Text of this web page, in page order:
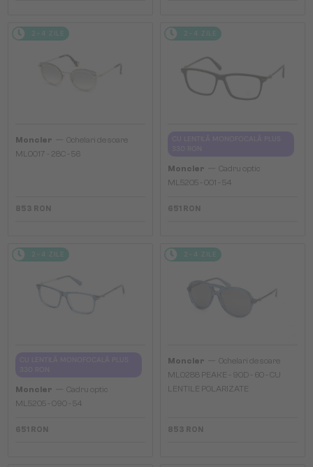
2-4 ZILE
Moncler
Ochelari de soare
ML0017 - 28C - 56
853 RON
2-4 ZILE
Moncler
Cadru optic
ML5205 - 001 - 54
651 RON
2-4 ZILE
Moncler
Cadru optic
ML5205 - 090 - 54
651 RON
2-4 ZILE
Moncler
Ochelari de soare
ML0288 PEAKE - 90D - 60 - CU
LENTILE POLARIZATE
853 RON